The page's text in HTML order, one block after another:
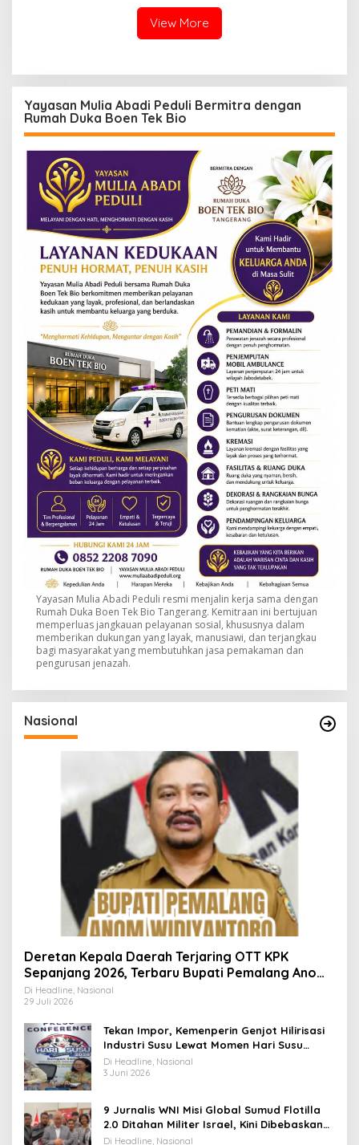
View More
Yayasan Mulia Abadi Peduli Bermitra dengan
Rumah Duka Boen Tek Bio
Yayasan Mulia Abadi Peduli resmi menjalin kerja sama dengan
Rumah Duka Boen Tek Bio Tangerang. Kemitraan ini bertujuan
memperluas jangkauan pelayanan sosial, khususnya dalam
memberikan dukungan yang layak, manusiawi, dan terjangkau
bagi masyarakat yang membutuhkan jasa pemakaman dan
pengurusan jenazah.
Nasional
Deretan Kepala Daerah Terjaring OTT KPK
Sepanjang 2026, Terbaru Bupati Pemalang Anom
Widiyantoro
Di Headline, Nasional
29 Juli 2026
Tekan Impor, Kemenperin Genjot Hilirisasi
Industri Susu Lewat Momen Hari Susu
Nusantara 2026
Di Headline, Nasional
3 Juni 2026
9 Jurnalis WNI Misi Global Sumud Flotilla
2.0 Ditahan Militer Israel, Kini Dibebaskan
dan Dievakuasi ke Istanbul
Di Headline, Nasional